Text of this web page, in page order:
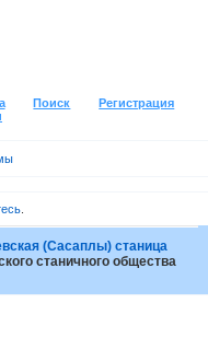
Поиск
Регистрация
.
(Сасаплы) станица
станичного общества